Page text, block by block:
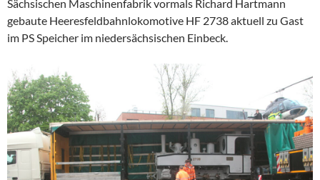
Sächsischen Maschinenfabrik vormals Richard Hartmann
gebaute Heeresfeldbahnlokomotive HF 2738 aktuell zu Gast
im PS Speicher im niedersächsischen Einbeck.